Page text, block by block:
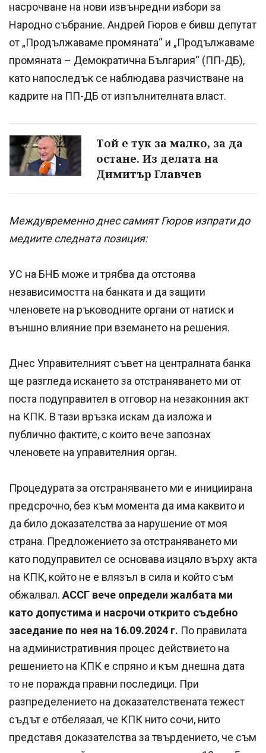
насрочване на нови извънредни избори за
Народно събрание. Андрей Гюров е бивш депутат
от „Продължаваме промяната“ и „Продължаваме
промяната – Демократична България“ (ПП-ДБ),
като напоследък се наблюдава разчистване на
кадрите на ПП-ДБ от изпълнителната власт.
Той е тук за малко, за да
остане. Из делата на
Димитър Главчев
Междувременно днес самият Гюров изпрати до
медиите следната позиция:
УС на БНБ може и трябва да отстоява
независимостта на банката и да защити
членовете на ръководните органи от натиск и
външно влияние при вземането на решения.
Днес Управителният съвет на централната банка
ще разгледа искането за отстраняването ми от
поста подуправител в отговор на незаконния акт
на КПК. В тази връзка искам да изложа и
публично фактите, с които вече запознах
членовете на управителния орган.
Процедурата за отстраняването ми е инициирана
предсрочно, без към момента да има каквито и
да било доказателства за нарушение от моя
страна. Предложението за отстраняването ми
като подуправител се основава изцяло върху акта
на КПК, който не е влязъл в сила и който съм
обжалвал. АССГ вече определи жалбата ми
като допустима и насрочи открито съдебно
заседание по нея на 16.09.2024 г. По правилата
на административния процес действието на
решението на КПК е спряно и към днешна дата
то не поражда правни последици. При
разпределението на доказателствената тежест
съдът е отбелязал, че КПК нито сочи, нито
представя доказателства за твърдението, че съм